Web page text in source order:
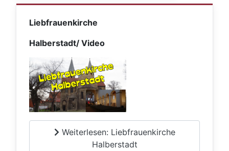
Liebfrauenkirche
Halberstadt/ Video
Weiterlesen: Liebfrauenkirche
Halberstadt